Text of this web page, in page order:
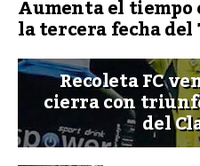
Aumenta el tiempo
la tercera fecha
Recoleta FC
cierra con
del